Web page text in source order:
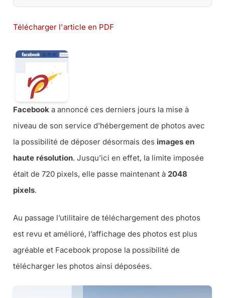
Télécharger l'article en PDF
Facebook a annoncé ces derniers jours la mise à
niveau de son service d’hébergement de photos avec
la possibilité de déposer désormais des images en
haute résolution. Jusqu’ici en effet, la limite imposée
était de 720 pixels, elle passe maintenant à 2048
pixels.
Au passage l’utilitaire de téléchargement des photos
est revu et amélioré, l’affichage des photos est plus
agréable et Facebook propose la possibilité de
télécharger les photos ainsi déposées.